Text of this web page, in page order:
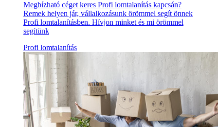
Megbízható céget keres Profi lomtalanítás kapcsán?
Remek helyen jár, vállalkozásunk örömmel segít önnek
Profi lomtalanításben. Hívjon minket és mi örömmel
segítünk
Profi lomtalanítás